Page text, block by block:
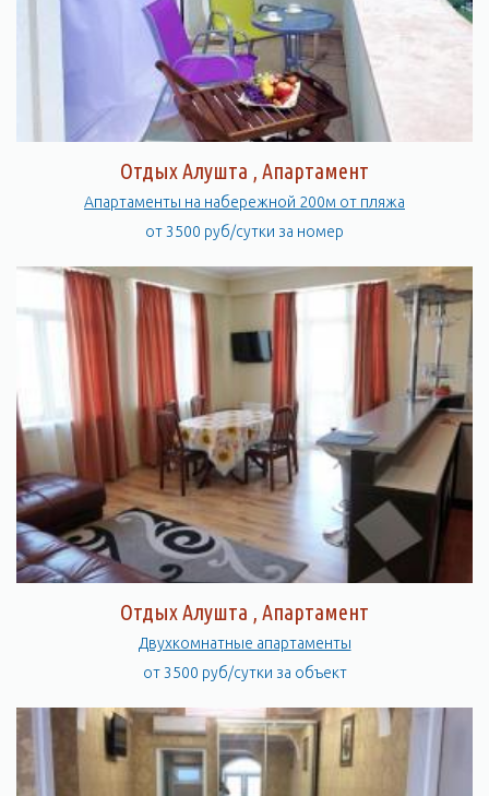
Отдых Алушта , Апартамент
Апартаменты на набережной 200м от пляжа
от 3500 руб/сутки за номер
Отдых Алушта , Апартамент
Двухкомнатные апартаменты
от 3500 руб/сутки за объект